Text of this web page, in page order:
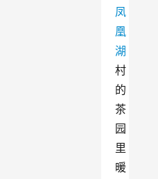
凤
凰
湖
村
的
茶
园
里
暖